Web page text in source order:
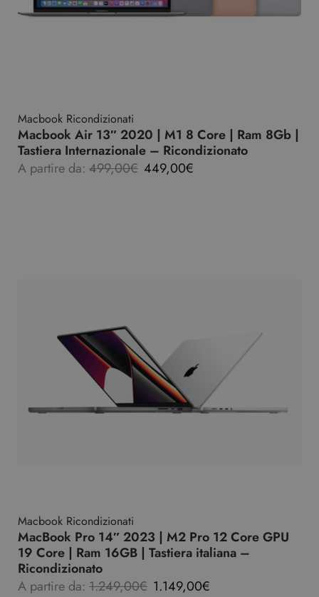
Macbook Ricondizionati
Macbook Air 13″ 2020 | M1 8 Core | Ram 8Gb |
Tastiera Internazionale – Ricondizionato
A partire da: 499,00€ 449,00€
Macbook Ricondizionati
MacBook Pro 14″ 2023 | M2 Pro 12 Core GPU
19 Core | Ram 16GB | Tastiera italiana –
Ricondizionato
A partire da: 1.249,00€ 1.149,00€